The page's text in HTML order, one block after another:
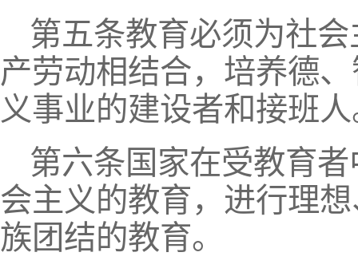
第五条教育必须为社
产劳动相结合，培养德
义事业的建设者和接班
第六条国家在受教育
会主义的教育，进行理
族团结的教育。